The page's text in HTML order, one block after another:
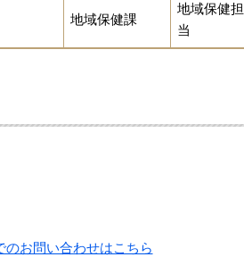
地域保健課
地域保健担
当
のお問い合わせはこちら